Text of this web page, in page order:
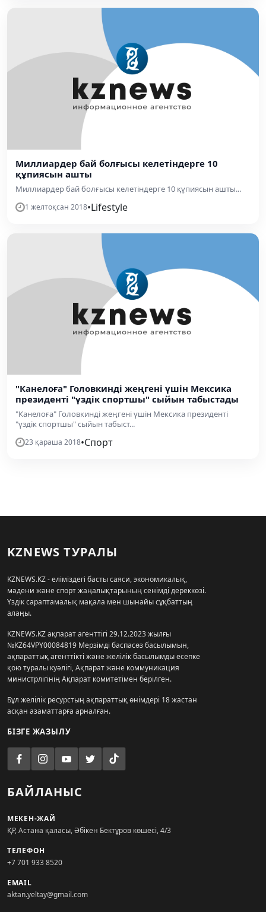
Миллиардер бай болғысы келетіндерге 10
құпиясын ашты
Миллиардер бай болғысы келетіндерге 10 құпиясын ашты...
1 желтоқсан 2018•Lifestyle
"Канелоға" Головкинді жеңгені үшін Мексика
президенті "үздік спортшы" сыйын табыстады
"Канелоға" Головкинді жеңгені үшін Мексика президенті
"үздік спортшы" сыйын табыст...
23 қараша 2018•Спорт
KZNEWS ТУРАЛЫ
KZNEWS.KZ - еліміздегі басты саяси, экономикалық,
мәдени және спорт жаңалықтарының сенімді дереккөзі.
Үздік сараптамалық мақала мен шынайы сұқбаттың
алаңы.
KZNEWS.KZ ақпарат агенттігі 29.12.2023 жылғы
№KZ64VPY00084819 Мерзімді баспасөз басылымын,
ақпараттық агенттікті және желілік басылымды есепке
қою туралы куәлігі, Ақпарат және коммуникация
министрлігінің Ақпарат комитетімен берілген.
Бұл желілік ресурстың ақпараттық өнімдері 18 жастан
асқан азаматтарға арналған.
БІЗГЕ ЖАЗЫЛУ
БАЙЛАНЫС
МЕКЕН-ЖАЙ
ҚР, Астана қаласы, Әбікен Бектұров көшесі, 4/3
ТЕЛЕФОН
+7 701 933 8520
EMAIL
aktan.yeltay@gmail.com